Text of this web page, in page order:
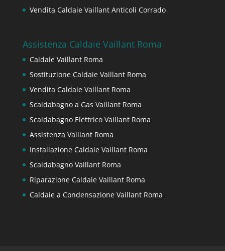
Vendita Caldaie Vaillant Anticoli Corrado
Assistenza Caldaie Vaillant Roma
Caldaie Vaillant Roma
Sostituzione Caldaie Vaillant Roma
Vendita Caldaie Vaillant Roma
Scaldabagno a Gas Vaillant Roma
Scaldabagno Elettrico Vaillant Roma
Assistenza Vaillant Roma
Installazione Caldaie Vaillant Roma
Scaldabagno Vaillant Roma
Riparazione Caldaie Vaillant Roma
Caldaie a Condensazione Vaillant Roma